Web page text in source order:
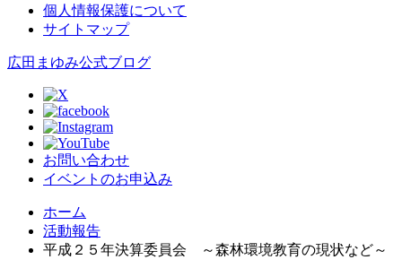
個人情報保護について
サイトマップ
広田まゆみ公式ブログ
お問い合わせ
イベントのお申込み
ホーム
活動報告
平成２５年決算委員会 ～森林環境教育の現状など～